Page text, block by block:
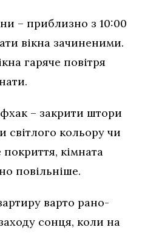
– приблизно з 10:00
вікна зачиненими.
гаряче повітря
– закрити штори
кольору чи
кімната
повільніше.
варто рано-
сонця, коли на